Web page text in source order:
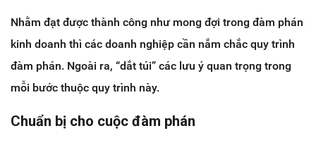
Nhằm đạt được thành công như mong đợi trong đàm phán
kinh doanh thì các doanh nghiệp cần nắm chắc quy trình
đàm phán. Ngoài ra, “dắt túi” các lưu ý quan trọng trong
mỗi bước thuộc quy trình này.
Chuẩn bị cho cuộc đàm phán